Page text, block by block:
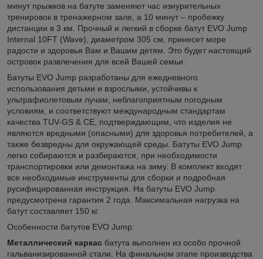
минут прыжков на батуте заменяют час изнурительных
тренировок в тренажерном зале, а 10 минут – пробежку
дистанции в 3 км. Прочный и легкий в сборке батут EVO Jump
Internal 10FT (Wave), диаметром 305 см, принесет море
радости и здоровья Вам и Вашим детям. Это будет настоящий
островок развлечения для всей Вашей семьи.
Батуты EVO Jump разработаны для ежедневного
использования детьми и взрослыми, устойчивы к
ультрафиолетовым лучам, неблагоприятным погодным
условиям, и соответствуют международным стандартам
качества TUV-GS & CE, подтверждающим, что изделия не
являются вредными (опасными) для здоровья потребителей, а
также безвредны для окружающей среды. Батуты EVO Jump
легко собираются и разбираются, при необходимости
транспортировки или демонтажа на зиму. В комплект входят
все необходимые инструменты для сборки и подробная
русифицированная инструкция. На батуты EVO Jump
предусмотрена гарантия 2 года. Максимальная нагрузка на
батут составляет 150 кг.
Особенности батутов EVO Jump:
Металлический каркас батута выполнен из особо прочной
гальванизированной стали. На финальном этапе производства